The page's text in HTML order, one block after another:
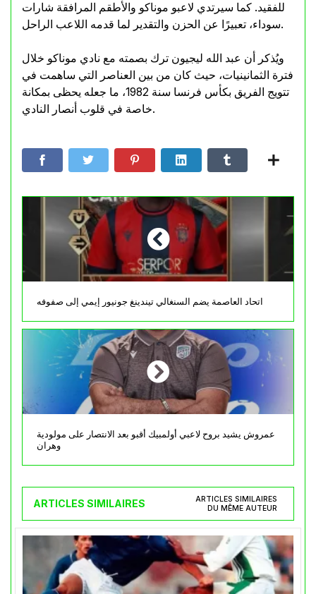
للفقيد. كما سيرتدي لاعبو موناكو والأطقم المرافقة شارات
سوداء، تعبيرًا عن الحزن والتقدير لما قدمه اللاعب الراحل.
ويُذكر أن عبد الله ليجيون ترك بصمته مع نادي موناكو خلال
فترة الثمانينيات، حيث كان من بين العناصر التي ساهمت في
تتويج الفريق بكأس فرنسا سنة 1982، ما جعله يحظى بمكانة
خاصة في قلوب أنصار النادي.
اتحاد العاصمة يضم السنغالي تيندينغ جونيور إيمي إلى صفوفه
عمروش يشيد بروح لاعبي أولمبيك أقبو بعد الانتصار على مولودية
وهران
ARTICLES SIMILAIRES
ARTICLES SIMILAIRES
DU MÊME AUTEUR